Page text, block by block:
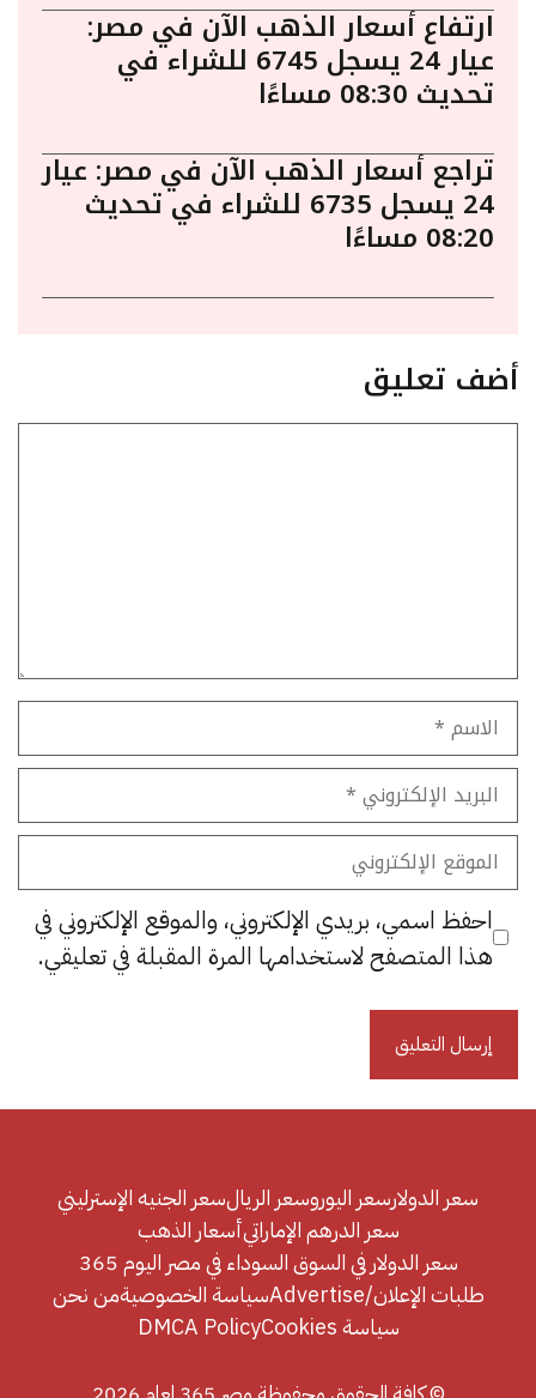
ارتفاع أسعار الذهب الآن في مصر:
عيار 24 يسجل 6745 للشراء في
تحديث 08:30 مساءًا
تراجع أسعار الذهب الآن في مصر: عيار
24 يسجل 6735 للشراء في تحديث
08:20 مساءًا
أضف تعليق
الاسم
البريد
الإلكتروني
الموقع
الإلكتروني
احفظ اسمي، بريدي الإلكتروني، والموقع الإلكتروني في
هذا المتصفح لاستخدامها المرة المقبلة في تعليقي.
سعر الدولارسعر اليوروسعر الريالسعر الجنيه الإسترليني
سعر الدرهم الإماراتيأسعار الذهب
سعر الدولار في السوق السوداء في مصر اليوم 365
طلبات الإعلان/Advertise
سياسة الخصوصيةمن نحن
سياسة Cookies
DMCA Policy